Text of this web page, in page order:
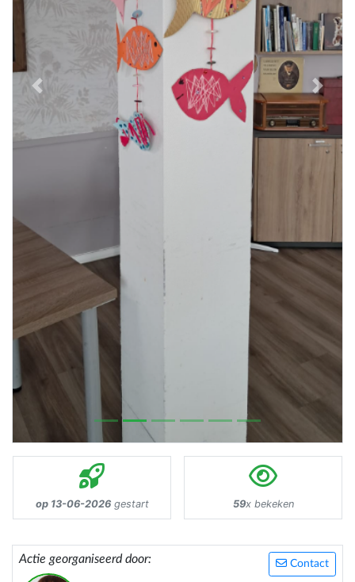
Previous Next
op 13-06-2026gestart 59x bekeken
Contact
Actie georganiseerd door: